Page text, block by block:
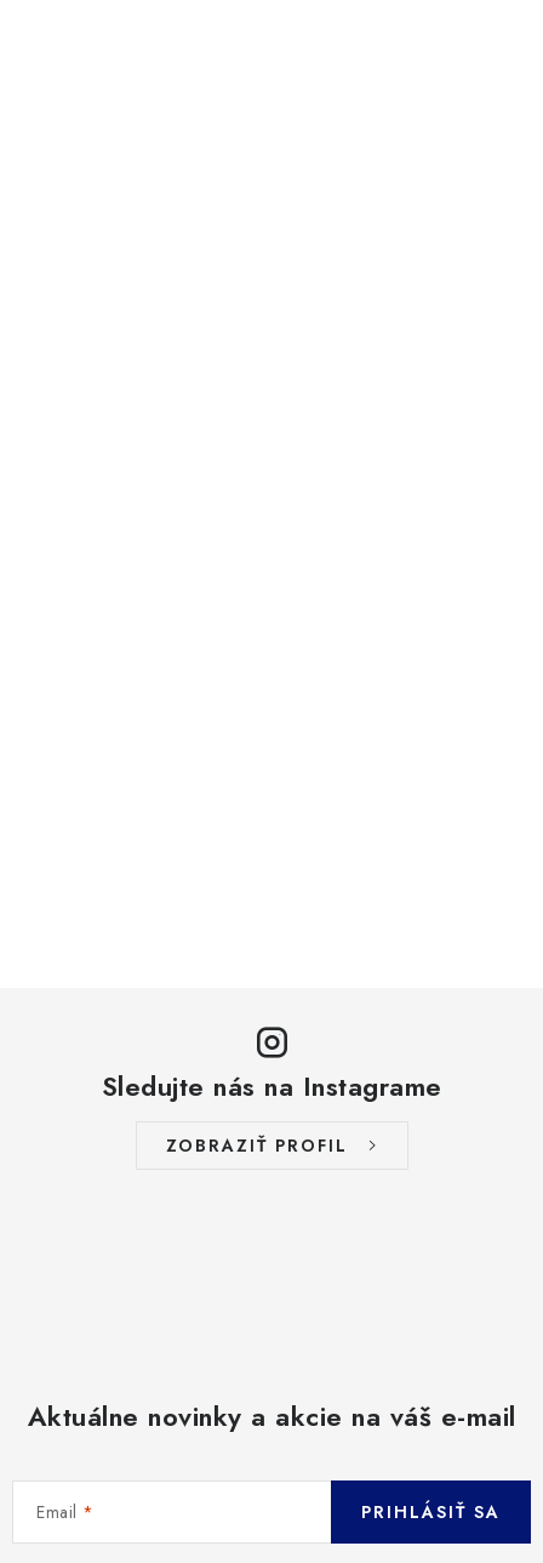
Sledujte nás na Instagrame
ZOBRAZIŤ PROFIL
Aktuálne novinky a akcie na váš e-mail
Email PRIHLÁSIŤ SA